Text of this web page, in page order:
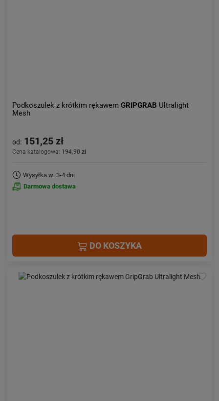
Podkoszulek z krótkim rękawem GRIPGRAB Ultralight
Mesh
od: 151,25 zł
Cena katalogowa: 194,90 zł
Wysyłka w: 3-4 dni
Darmowa dostawa
DO KOSZYKA